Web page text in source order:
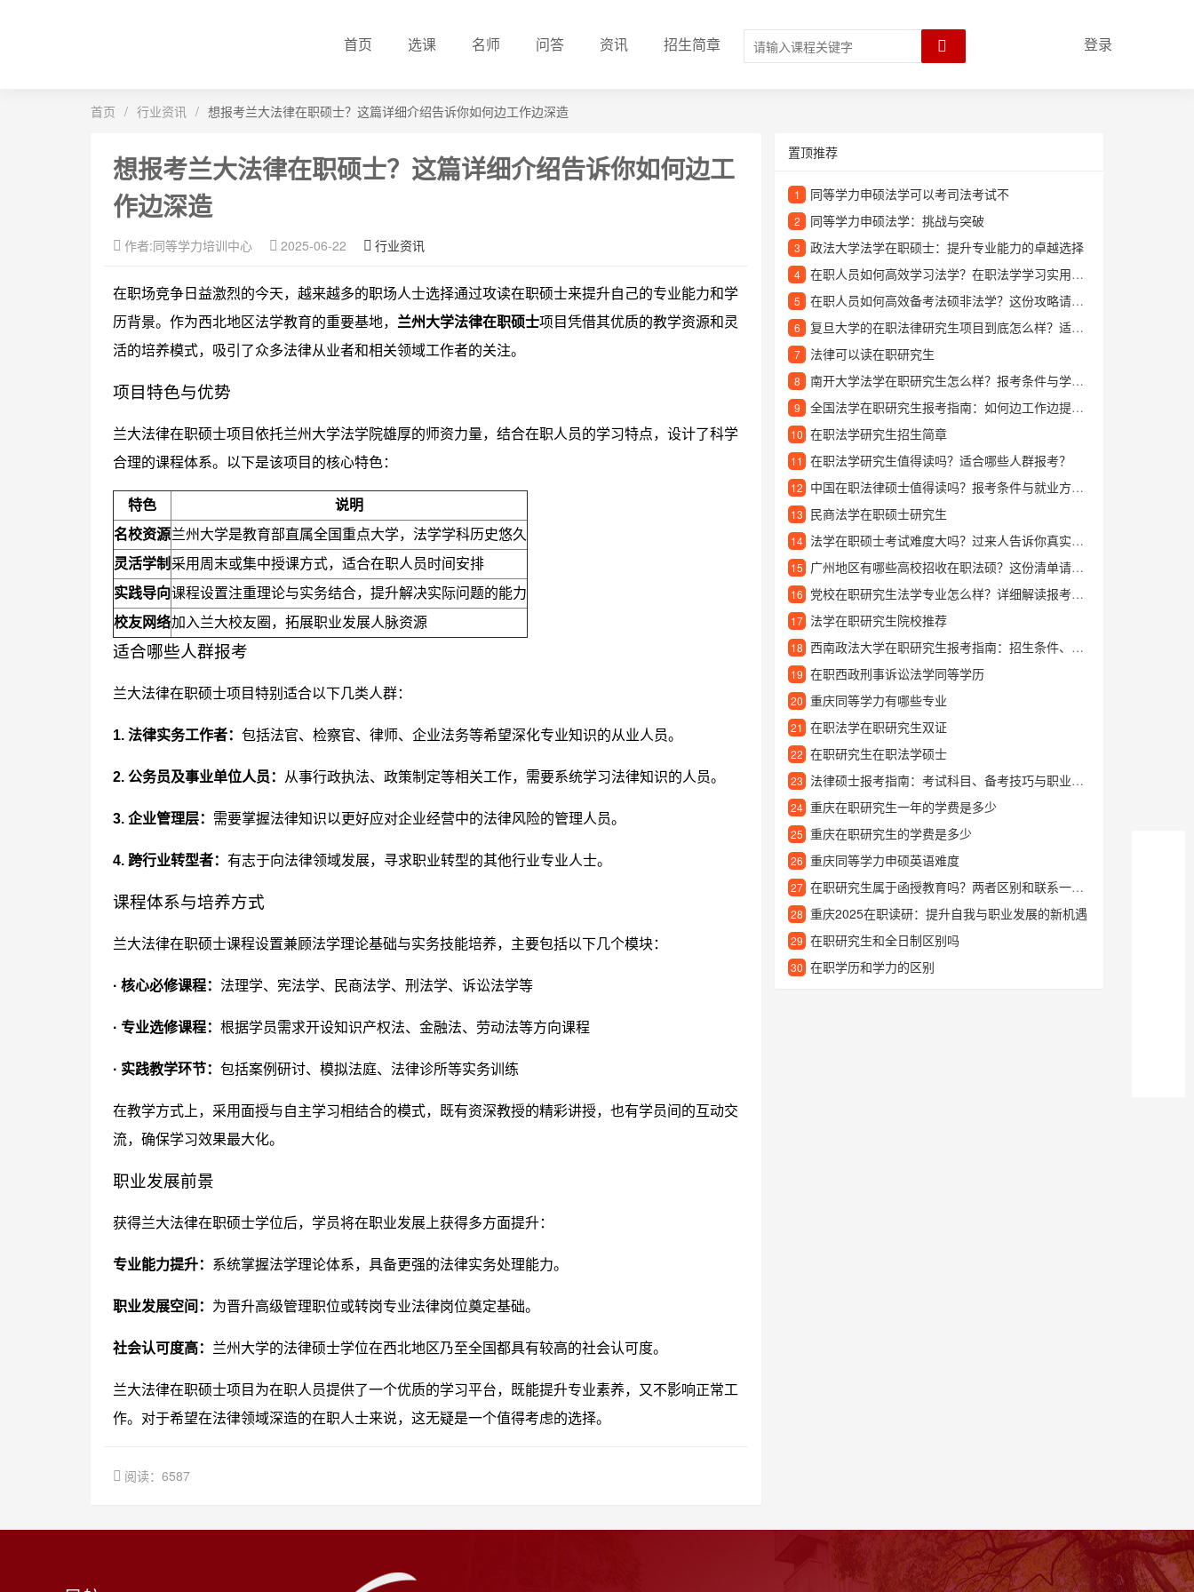
首页 选课 名师 问答 资讯 招生简章 登录
首页 / 行业资讯 / 想报考兰大法律在职硕士？这篇详细介绍告诉你如何边工作边深造
想报考兰大法律在职硕士？这篇详细介绍告诉你如何边工
作边深造
作者:同等学力培训中心 2025-06-22 行业资讯
在职场竞争日益激烈的今天，越来越多的职场人士选择通过攻读在职硕士来提升自己的专业能力和学
历背景。作为西北地区法学教育的重要基地， 兰州大学法律在职硕士项目凭借其优质的教学资源和灵
活的培养模式，吸引了众多法律从业者和相关领域工作者的关注。
项目特色与优势
兰大法律在职硕士项目依托兰州大学法学院雄厚的师资力量，结合在职人员的学习特点，设计了科学
合理的课程体系。以下是该项目的核心特色：
特色
说明
名校资源兰州大学是教育部直属全国重点大学，法学学科历史悠久
灵活学制 采用周末或集中授课方式，适合在职人员时间安排
实践导向课程设置注重理论与实务结合，提升解决实际问题的能力
校友网络加入兰大校友圈，拓展职业发展人脉资源
适合哪些人群报考
兰大法律在职硕士项目特别适合以下几类人群：
1. 法律实务工作者： 包括法官、检察官、律师、企业法务等希望深化专业知识的从业人员。
2. 公务员及事业单位人员： 从事行政执法、政策制定等相关工作，需要系统学习法律知识的人员。
3. 企业管理层： 需要掌握法律知识以更好应对企业经营中的法律风险的管理人员。
4. 跨行业转型者： 有志于向法律领域发展，寻求职业转型的其他行业专业人士。
课程体系与培养方式
兰大法律在职硕士课程设置兼顾法学理论基础与实务技能培养，主要包括以下几个模块：
· 核心必修课程： 法理学、宪法学、民商法学、刑法学、诉讼法学等
· 专业选修课程： 根据学员需求开设知识产权法、金融法、劳动法等方向课程
· 实践教学环节： 包括案例研讨、模拟法庭、法律诊所等实务训练
在教学方式上，采用面授与自主学习相结合的模式，既有资深教授的精彩讲授，也有学员间的互动交
流，确保学习效果最大化。
职业发展前景
获得兰大法律在职硕士学位后，学员将在职业发展上获得多方面提升：
专业能力提升： 系统掌握法学理论体系，具备更强的法律实务处理能力。
职业发展空间： 为晋升高级管理职位或转岗专业法律岗位奠定基础。
社会认可度高： 兰州大学的法律硕士学位在西北地区乃至全国都具有较高的社会认可度。
兰大法律在职硕士项目为在职人员提供了一个优质的学习平台，既能提升专业素养，又不影响正常工
作。对于希望在法律领域深造的在职人士来说，这无疑是一个值得考虑的选择。
阅读：6587
置顶推荐
1 同等学力申硕法学可以考司法考试不
2 同等学力申硕法学：挑战与突破
3 政法大学法学在职硕士：提升专业能力的卓越选择
4 在职人员如何高效学习法学？在职法学学习实用指南
5 在职人员如何高效备考法硕非法学？这份攻略请收好
6 复旦大学的在职法律研究生项目到底怎么样？适合哪些人报考？
7 法律可以读在职研究生
8 南开大学法学在职研究生怎么样？报考条件与学习优势全解析
9 全国法学在职研究生报考指南：如何边工作边提升法学学历
10 在职法学研究生招生简章
11 在职法学研究生值得读吗？适合哪些人群报考？
12 中国在职法律硕士值得读吗？报考条件与就业方向全面解析
13 民商法学在职硕士研究生
14 法学在职硕士考试难度大吗？过来人告诉你真实备考经验
15 广州地区有哪些高校招收在职法硕？这份清单请收好
16 党校在职研究生法学专业怎么样？详细解读报考优势与学习内容
17 法学在职研究生院校推荐
18 西南政法大学在职研究生报考指南：招生条件、专业方向与学习优势全解析
19 在职西政刑事诉讼法学同等学历
20 重庆同等学力有哪些专业
21 在职法学在职研究生双证
22 在职研究生在职法学硕士
23 法律硕士报考指南：考试科目、备考技巧与职业发展全解析
24 重庆在职研究生一年的学费是多少
25 重庆在职研究生的学费是多少
26 重庆同等学力申硕英语难度
27 在职研究生属于函授教育吗？两者区别和联系一文说清
28 重庆2025在职读研：提升自我与职业发展的新机遇
29 在职研究生和全日制区别吗
30 在职学历和学力的区别